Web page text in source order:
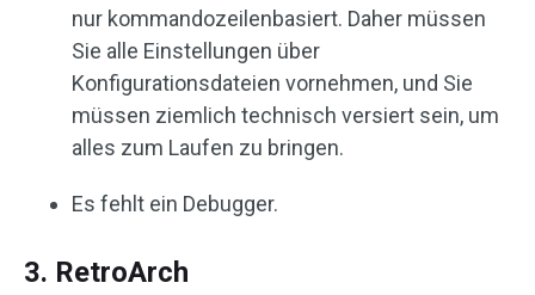
nur kommandozeilenbasiert. Daher müssen
Sie alle Einstellungen über
Konfigurationsdateien vornehmen, und Sie
müssen ziemlich technisch versiert sein, um
alles zum Laufen zu bringen.
Es fehlt ein Debugger.
3. RetroArch